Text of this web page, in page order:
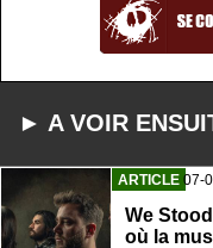
► A VOIR
ARTICLE 07-
We
où la